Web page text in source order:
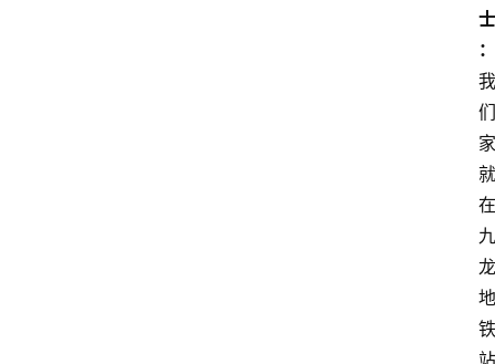
士
：
我
们
家
就
在
九
龙
地
铁
站